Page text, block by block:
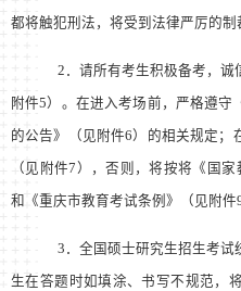
都将触犯刑法，将受到法律严厉的制
2 ．请所有考生积极备考，
附件5）。在进入考场前，严格遵守
的公告》（见附件6）的相关规定；
（见附件7 ），否则，将按将《国
和《重庆市教育考试条例》（见附件
3 ．全国硕士研究生招生考
生在答题时如填涂、书写不规范，